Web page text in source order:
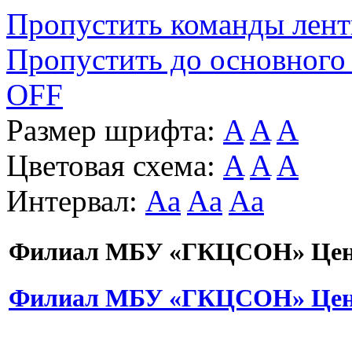
Пропустить команды
Пропустить до основного
OFF
Размер шрифта: A A A
Цветовая схема: A A A
Интервал: Aa Aa Aa
Филиал МБУ «ГКЦСОН»
Филиал МБУ «ГКЦСОН»